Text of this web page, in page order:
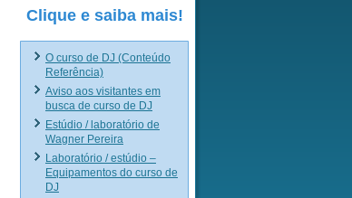
Clique e saiba mais!
O curso de DJ (Conteúdo
Referência)
Aviso aos visitantes em
busca de curso de DJ
Estúdio / laboratório de
Wagner Pereira
Laboratório / estúdio –
Equipamentos do curso de
DJ